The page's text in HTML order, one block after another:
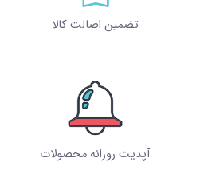
تضمین اصالت کالا
آپدیت روزانه محصولات